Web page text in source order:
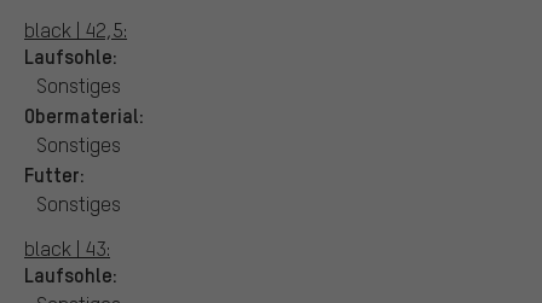
black | 42,5:
Laufsohle:
Sonstiges
Obermaterial:
Sonstiges
Futter:
Sonstiges
black | 43:
Laufsohle: